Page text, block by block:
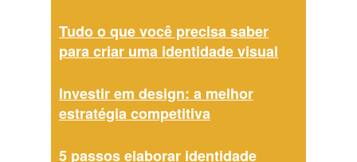
Tudo o que você precisa saber
para criar uma identidade visual
Investir em design: a melhor
estratégia competitiva
5 passos elaborar identidade